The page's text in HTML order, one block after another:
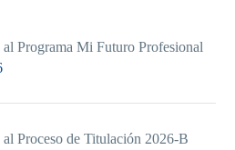
Programa Mi Futuro Profesional
Proceso de Titulación 2026-B